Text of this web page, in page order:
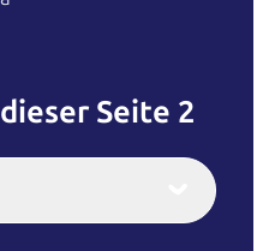
Seite 2
Italiano